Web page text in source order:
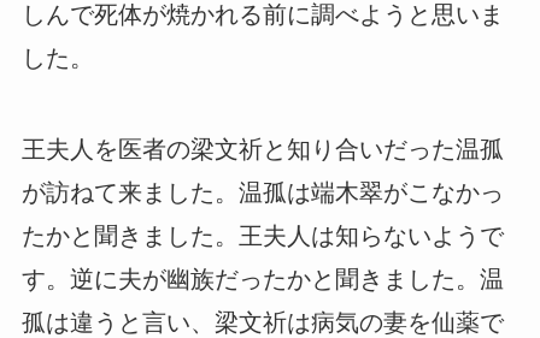
しんで死体が焼かれる前に調べようと思いま
した。
王夫人を医者の梁文祈と知り合いだった温孤
が訪ねて来ました。温孤は端木翠がこなかっ
たかと聞きました。王夫人は知らないようで
す。逆に夫が幽族だったかと聞きました。温
孤は違うと言い、梁文祈は病気の妻を仙薬で